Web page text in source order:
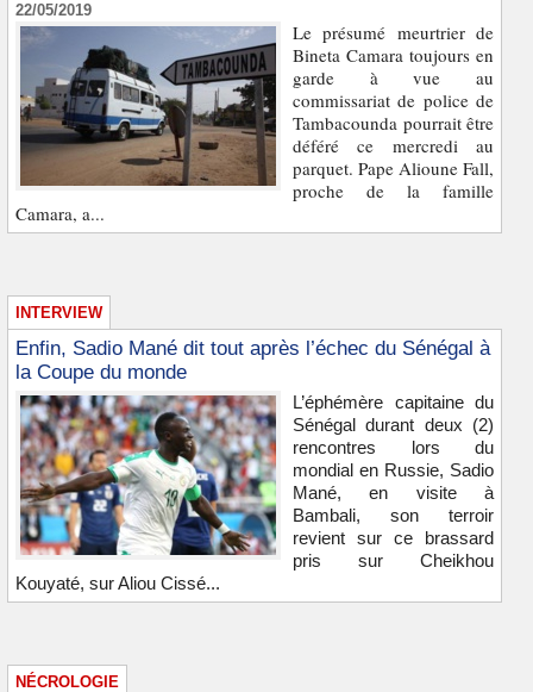
22/05/2019
Le présumé meurtrier de
Bineta Camara toujours en
garde à vue au
commissariat de police de
Tambacounda pourrait être
déféré ce mercredi au
parquet. Pape Alioune Fall,
proche de la famille
Camara, a...
INTERVIEW
Enfin, Sadio Mané dit tout après l’échec du Sénégal à
la Coupe du monde
L’éphémère capitaine du
Sénégal durant deux (2)
rencontres lors du
mondial en Russie, Sadio
Mané, en visite à
Bambali, son terroir
revient sur ce brassard
pris sur Cheikhou
Kouyaté, sur Aliou Cissé...
NÉCROLOGIE